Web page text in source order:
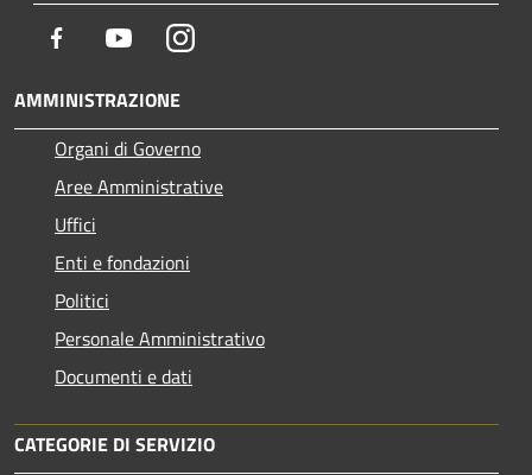
Facebook YoutubeInstagram
AMMINISTRAZIONE
Organi di Governo
Aree Amministrative
Uffici
Enti e fondazioni
Politici
Personale Amministrativo
Documenti e dati
CATEGORIE DI SERVIZIO